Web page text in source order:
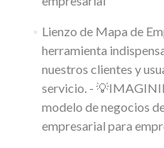
Lienzo de Mapa de
herramienta
nuestros clientes y
servicio. -
modelo de negocios
empresarial para